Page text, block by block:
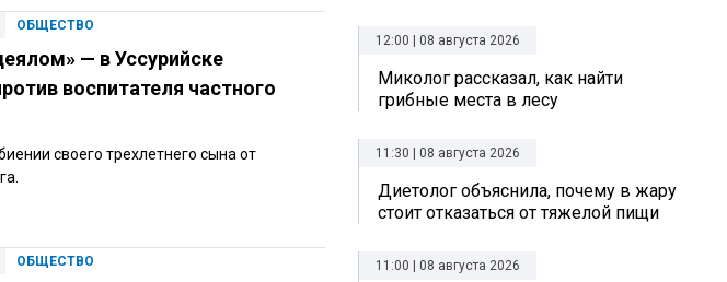
ОБЩЕСТВО
— в Уссурийске
воспитателя частного
своего трехлетнего сына от
ОБЩЕСТВО
12:00 | 08 августа 2026
Миколог рассказал, как найти
грибные места в лесу
11:30 | 08 августа 2026
Диетолог объяснила, почему в жару
стоит отказаться от тяжелой пищи
11:00 | 08 августа 2026